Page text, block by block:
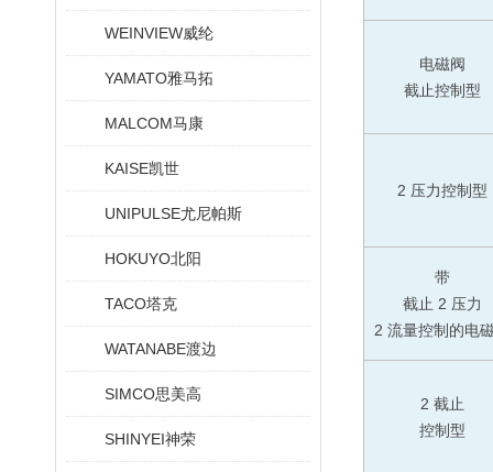
WEINVIEW威纶
YAMATO雅马拓
MALCOM马康
KAISE凯世
UNIPULSE尤尼帕斯
HOKUYO北阳
TACO塔克
WATANABE渡边
SIMCO思美高
SHINYEI神荣
电磁阀
截止控制型
2 压力控制型
带
截止 2 压力
2 流量控制的电
2 截止
控制型